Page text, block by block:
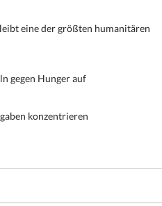
eine der größten humanitären
gegen Hunger auf
konzentrieren